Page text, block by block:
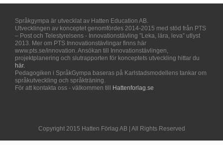
Språkgympa är utvecklat av Hatten Education AB.
Utvecklingen av konceptet genomfördes 2014-2015 med stöd från PTS
– Post och Telestyrelsens - Innovationstävling ”Leka, lära, leva” utlyst
2013. Mer om PTS Innovationstävlingar finns här
www.pts.se/innovation. Ansökan till Innovationstävlingen,
projektplanering och slutrapporten för konceptets utveckling hittar du
här.
Pedagogiken i SpråkGympa baseras på Karlstadsmodellens tankar om
språkutveckling och språkträning.
För att kontakta oss - välkommen till
Hattenforlag.se
Copyright 2015 Hatten Förlag AB | All Rights Reserved